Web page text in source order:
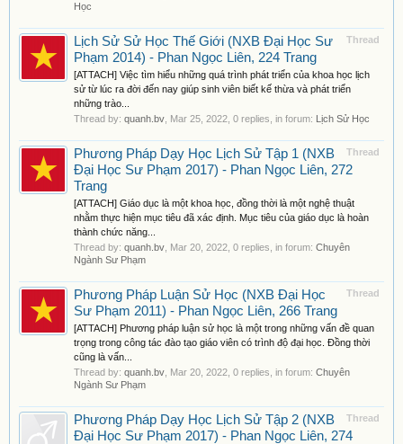
Học
Thread
Lịch Sử Sử Học Thế Giới (NXB Đại Học Sư
Phạm 2014) - Phan Ngọc Liên, 224 Trang
[ATTACH] Việc tìm hiểu những quá trình phát triển của khoa học lịch
sử từ lúc ra đời đến nay giúp sinh viên biết kế thừa và phát triển
những trào...
Thread by: quanh.bv Mar 25, 2022 , 0 replies, in forum: Lịch Sử Học
Thread
Phương Pháp Dạy Học Lịch Sử Tập 1 (NXB
Đại Học Sư Phạm 2017) - Phan Ngọc Liên, 272
Trang
[ATTACH] Giáo dục là một khoa học, đồng thời là một nghệ thuật
nhằm thực hiện mục tiêu đã xác định. Mục tiêu của giáo dục là hoàn
thành chức năng...
Thread by: quanh.bv Mar 20, 2022 , 0 replies, in forum: Chuyên
Ngành Sư Phạm
Thread
Phương Pháp Luận Sử Học (NXB Đại Học
Sư Phạm 2011) - Phan Ngọc Liên, 266 Trang
[ATTACH] Phương pháp luận sử học là một trong những vấn đề quan
trọng trong công tác đào tạo giáo viên có trình độ đại học. Đồng thời
cũng là vấn...
Thread by: quanh.bv Mar 20, 2022 , 0 replies, in forum: Chuyên
Ngành Sư Phạm
Thread
Phương Pháp Dạy Học Lịch Sử Tập 2 (NXB
Đại Học Sư Phạm 2017) - Phan Ngọc Liên, 274